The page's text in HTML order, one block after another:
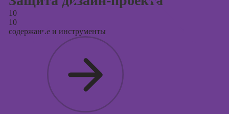
10
10
содержание и инструменты